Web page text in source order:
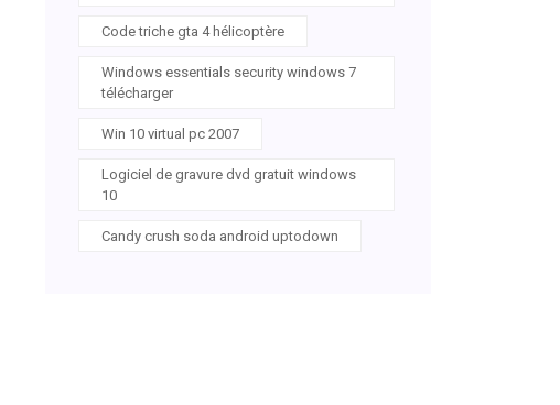
Code triche gta 4 hélicoptère
Windows essentials security windows 7
télécharger
Win 10 virtual pc 2007
Logiciel de gravure dvd gratuit windows
10
Candy crush soda android uptodown